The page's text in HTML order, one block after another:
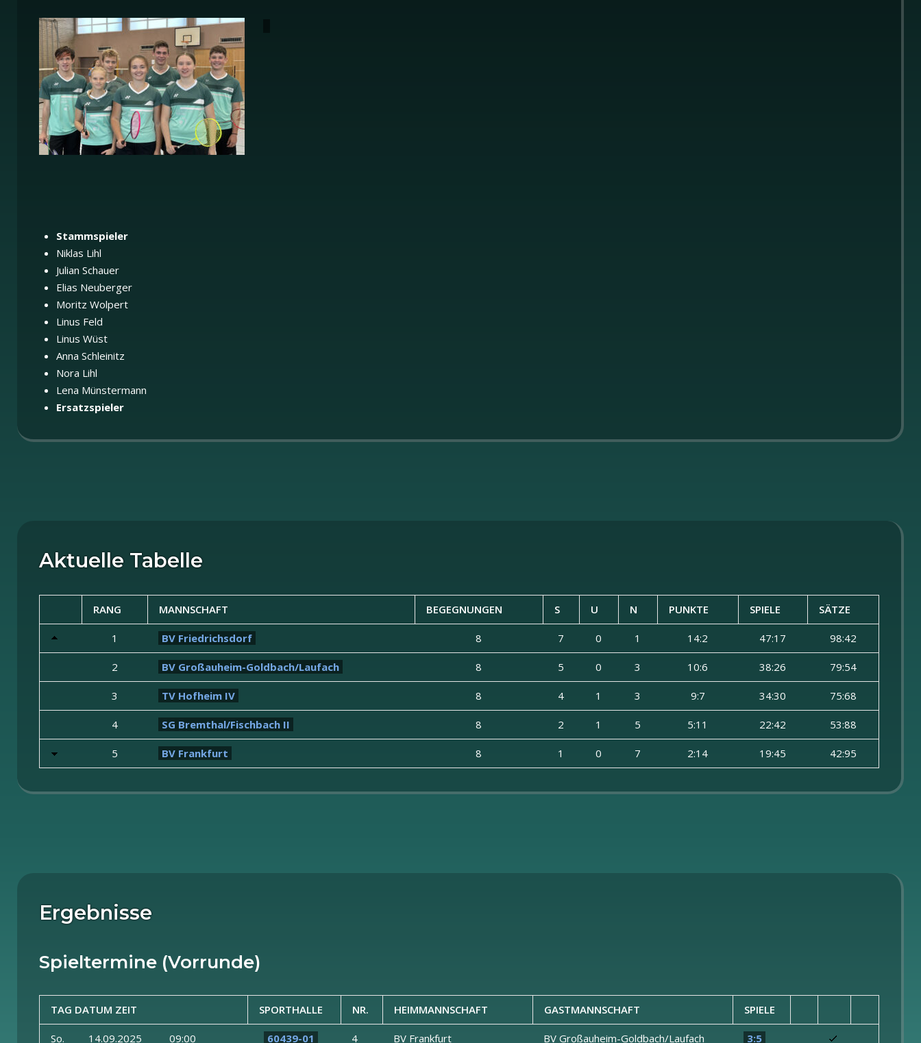
Stammspieler
Niklas Lihl
Julian Schauer
Elias Neuberger
Moritz Wolpert
Linus Feld
Linus Wüst
Anna Schleinitz
Nora Lihl
Lena Münstermann
Ersatzspieler
Aktuelle Tabelle
RANG MANNSCHAFT BEGEGNUNGEN S U N PUNKTE SPIELE SÄTZE
1 BV Friedrichsdorf 8 7 0 1 14:2 47:17 98:42
2 BV Großauheim-Goldbach/Laufach 8 5 0 3 10:6 38:26 79:54
3 TV Hofheim IV 8 4 1 3 9:7 34:30 75:68
4 SG Bremthal/Fischbach II 8 2 1 5 5:11 22:42 53:88
5 BV Frankfurt 8 1 0 7 2:14 19:45 42:95
Ergebnisse
Spieltermine (Vorrunde)
TAG DATUM ZEIT SPORTHALLE NR. HEIMMANNSCHAFT GASTMANNSCHAFT SPIELE
So. 14.09.2025 09:00 60439-01 4 BV Frankfurt BV Großauheim-Goldbach/Laufach 3:5